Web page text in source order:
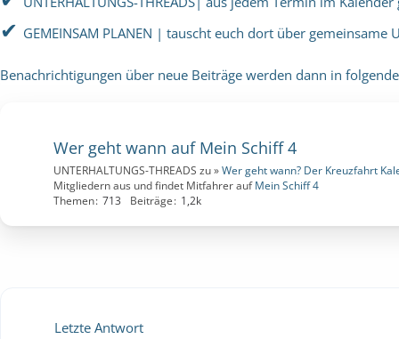
✔ GEMEINSAM PLANEN | tauscht euch dort über gemeinsame
Benachrichtigungen über neue Beiträge werden dann in
Wer geht wann auf Mein Schiff 4
UNTERHALTUNGS-THREADS zu »Wer geht wann? Der Kreuzfahrt
Mitgliedern aus und findet Mitfahrer aufMein Schiff 4
Themen 713 Beiträge 1,2k
Letzte Antwort